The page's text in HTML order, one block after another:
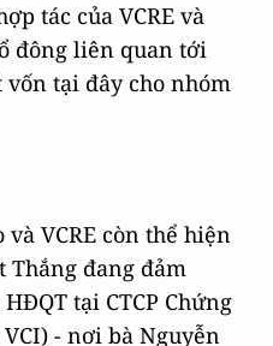
tác của VCRE và
đông liên quan tới
vốn tại đây cho nhóm
VCRE còn thể hiện
Thắng đang đảm
tại CTCP Chứng
- nơi bà Nguyễn